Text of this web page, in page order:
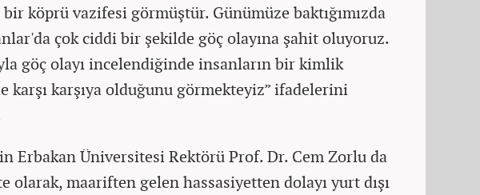
bir köprü vazifesi görmüştür. Günümüze baktığımızda
çok ciddi bir şekilde göç olayına şahit oluyoruz.
göç olayı incelendiğinde insanların bir kimlik
karşı karşıya olduğunu görmekteyiz” ifadelerini
Erbakan Üniversitesi Rektörü Prof. Dr. Cem Zorlu da
olarak, maariften gelen hassasiyetten dolayı yurt dışı